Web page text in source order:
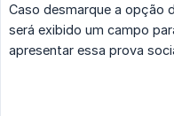
Caso desmarque a opção
será exibido um campo
apresentar essa prova